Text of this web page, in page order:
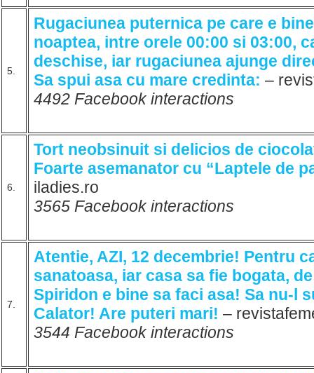
5.
Rugaciunea puternica pe care e
noaptea, intre orele 00:00 si 03:00,
deschise, iar rugaciunea ajunge
Sa spui asa cu mare credinta: –
4492 Facebook interactions
6.
Tort neobsinuit si delicios de
Foarte asemanator cu “Laptele de
iladies.ro
3565 Facebook interactions
7.
Atentie, AZI, 12 decembrie! Pentru
sanatoasa, iar casa sa fie bogata,
Spiridon e bine sa faci asa! Sa nu-l
Calator! Are puteri mari! –
3544 Facebook interactions